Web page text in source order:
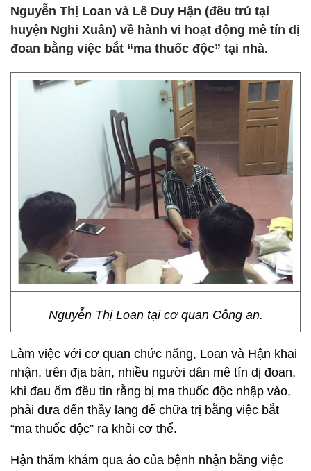
Nguyễn Thị Loan và Lê Duy Hận (đều trú tại
huyện Nghi Xuân) về hành vi hoạt động mê tín dị
đoan bằng việc bắt “ma thuốc độc” tại nhà.
Nguyễn Thị Loan tại cơ quan Công an.
Làm việc với cơ quan chức năng, Loan và Hận khai
nhận, trên địa bàn, nhiều người dân mê tín dị đoan,
khi đau ốm đều tin rằng bị ma thuốc độc nhập vào,
phải đưa đến thầy lang để chữa trị bằng việc bắt
“ma thuốc độc” ra khỏi cơ thể.
Hận thăm khám qua áo của bệnh nhận bằng việc